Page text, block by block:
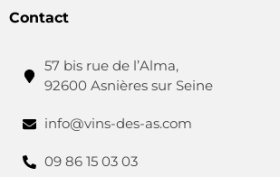
Contact
57 bis rue de l’Alma,
92600 Asnières sur Seine
info@vins-des-as.com
09 86 15 03 03